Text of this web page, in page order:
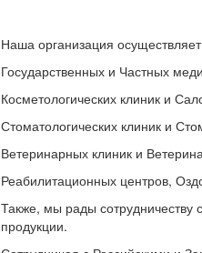
Наша организация
Государственных и Частных
Косметологических клиник и
Стоматологических клиник и
Ветеринарных клиник и
Реабилитационных центров,
Также, мы рады сотрудничеству
продукции.